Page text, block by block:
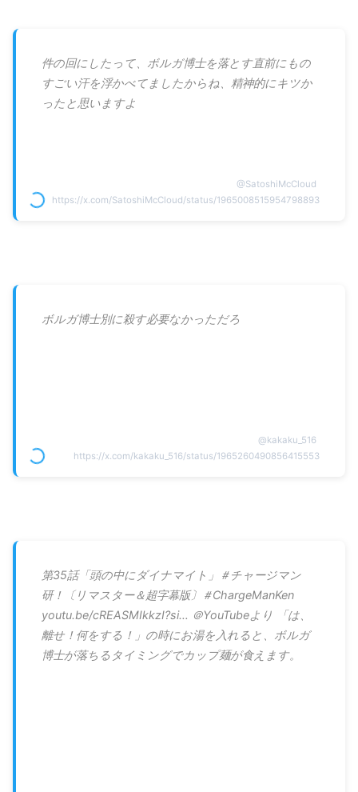
件の回にしたって、ボルガ博士を落とす直前にもの
すごい汗を浮かべてましたからね、精神的にキツか
ったと思いますよ
@SatoshiMcCloud
https://x.com/SatoshiMcCloud/status/1965008515954798893
ボルガ博士別に殺す必要なかっただろ
@kakaku_516
https://x.com/kakaku_516/status/1965260490856415553
第35話「頭の中にダイナマイト」＃チャージマン
研！〔リマスター＆超字幕版〕＃ChargeManKen
youtu.be/cREASMIkkzI?si… ＠YouTubeより 「は、
離せ！何をする！」の時にお湯を入れると、ボルガ
博士が落ちるタイミングでカップ麺が食えます。